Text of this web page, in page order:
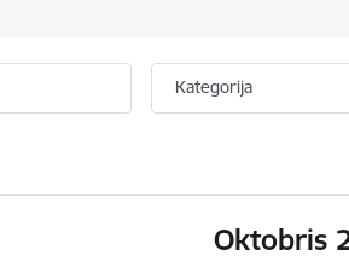
Kategorija
Oktobris